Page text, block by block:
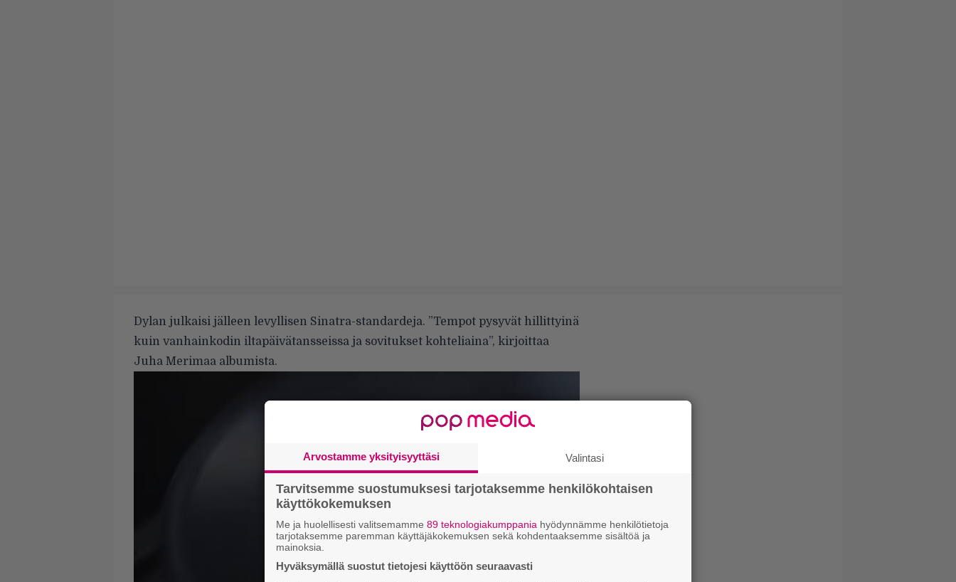
Dylan julkaisi jälleen levyllisen Sinatra-standardeja. ”Tempot pysyvät hillittyinä
kuin vanhainkodin iltapäivätansseissa ja sovitukset kohteliaina”, kirjoittaa
Juha Merimaa albumista.
Arvostamme yksityisyyttäsi Valintasi
Tarvitsemme suostumuksesi tarjotaksemme henkilökohtaisen
käyttökokemuksen
Me ja huolellisesti valitsemamme 89 teknologiakumppania hyödynnämme henkilötietoja
tarjotaksemme paremman käyttäjäkokemuksen sekä kohdentaaksemme sisältöä ja
mainoksia.
Hyväksymällä suostut tietojesi käyttöön seuraavasti